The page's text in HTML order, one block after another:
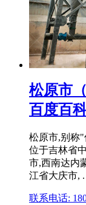
松原市
百度百
松原市,别称
位于吉林省
市,西南达内
江省大庆市, .
联系电话: